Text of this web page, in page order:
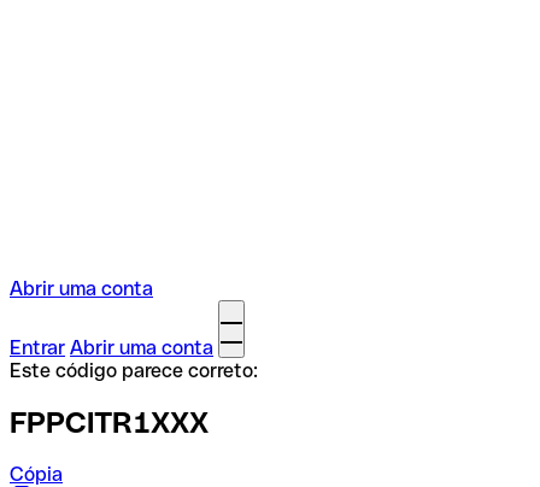
Abrir uma conta
Entrar Abrir uma conta
Este código parece correto:
FPPCITR1XXX
Cópia